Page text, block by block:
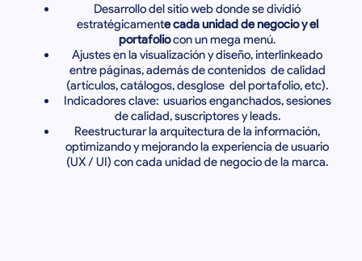
Desarrollo del sitio web donde se dividió
estratégicamente cada unidad de negocio y el
portafoliocon un mega menú.
Ajustes en la visualización y diseño, interlinkeado
entre páginas, además de contenidos de calidad
(artículos, catálogos, desglose del portafolio, etc).
Indicadores clave: usuarios enganchados, sesiones
de calidad, suscriptores y leads.
Reestructurar la arquitectura de la información,
optimizando y mejorando la experiencia de usuario
(UX / UI) con cada unidad de negocio de la marca.